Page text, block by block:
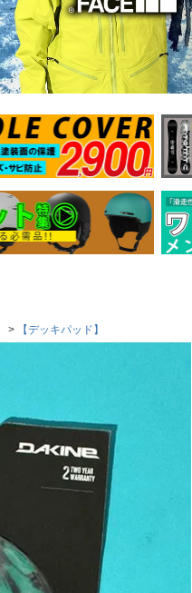
【デッキパッド】